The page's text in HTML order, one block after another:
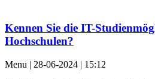
Kennen Sie die IT-
Hochschulen?
Menu | 28-06-2024 | 15:12